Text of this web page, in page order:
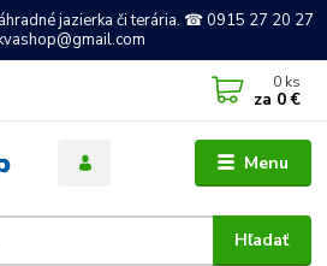
jazierka či terária. ☎ 0915 27 20 27
Menu
Hľadať
0 ks
za 0 €